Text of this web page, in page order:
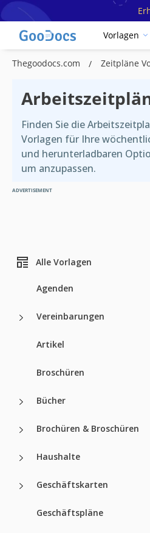
Vorlagen
Thegoodocs.com Zeitpläne
Finden Sie die
Vorlagen für Ihre
und herunterladbaren
um anzupassen.
ADVERTISEMENT
Alle Vorlagen
Agenden
Vereinbarungen
Artikel
Broschüren
Bücher
Brochüren & Broschüren
Haushalte
Geschäftskarten
Geschäftspläne